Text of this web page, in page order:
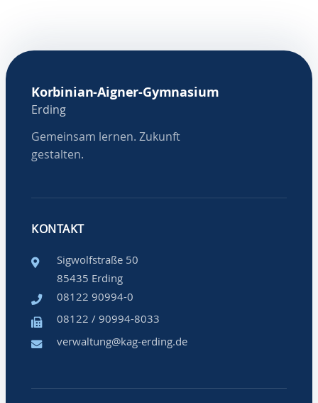
Korbinian-Aigner-Gymnasium
Erding
Gemeinsam lernen. Zukunft
gestalten.
KONTAKT
Sigwolfstraße 50
85435 Erding
08122 90994-0
08122 / 90994-8033
verwaltung@kag-erding.de